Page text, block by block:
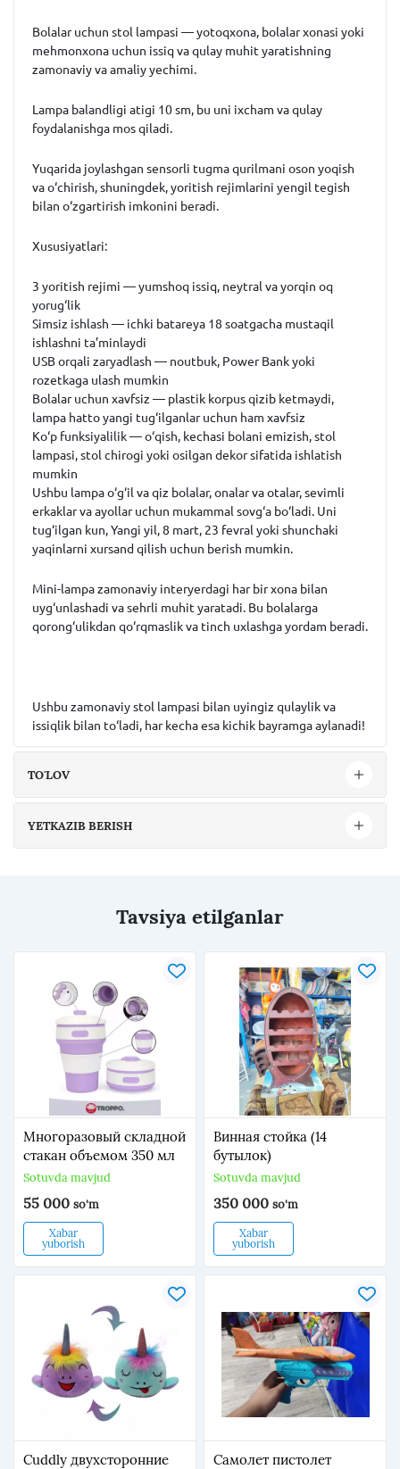
Bolalar uchun stol lampasi — yotoqxona, bolalar xonasi yoki
mehmonxona uchun issiq va qulay muhit yaratishning
zamonaviy va amaliy yechimi.
Lampa balandligi atigi 10 sm, bu uni ixcham va qulay
foydalanishga mos qiladi.
Yuqarida joylashgan sensorli tugma qurilmani oson yoqish
va o‘chirish, shuningdek, yoritish rejimlarini yengil tegish
bilan o‘zgartirish imkonini beradi.
Xususiyatlari:
3 yoritish rejimi — yumshoq issiq, neytral va yorqin oq
yorug‘lik
Simsiz ishlash — ichki batareya 18 soatgacha mustaqil
ishlashni ta’minlaydi
USB orqali zaryadlash — noutbuk, Power Bank yoki
rozetkaga ulash mumkin
Bolalar uchun xavfsiz — plastik korpus qizib ketmaydi,
lampa hatto yangi tug‘ilganlar uchun ham xavfsiz
Ko‘p funksiyalilik — o‘qish, kechasi bolani emizish, stol
lampasi, stol chirogi yoki osilgan dekor sifatida ishlatish
mumkin
Ushbu lampa o‘g‘il va qiz bolalar, onalar va otalar, sevimli
erkaklar va ayollar uchun mukammal sovg‘a bo‘ladi. Uni
tug‘ilgan kun, Yangi yil, 8 mart, 23 fevral yoki shunchaki
yaqinlarni xursand qilish uchun berish mumkin.
Mini-lampa zamonaviy interyerdagi har bir xona bilan
uyg‘unlashadi va sehrli muhit yaratadi. Bu bolalarga
qorong‘ulikdan qo‘rqmaslik va tinch uxlashga yordam beradi.
Ushbu zamonaviy stol lampasi bilan uyingiz qulaylik va
issiqlik bilan to‘ladi, har kecha esa kichik bayramga aylanadi!
TO'LOV
YETKAZIB BERISH
Tavsiya etilganlar
Многоразовый складной
стакан объемом 350 мл
Sotuvda mavjud
55 000 so'm
Xabar
yuborish
Винная стойка (14
бутылок)
Sotuvda mavjud
350 000 so'm
Xabar
yuborish
Cuddly двухсторонние
Самолет пистолет